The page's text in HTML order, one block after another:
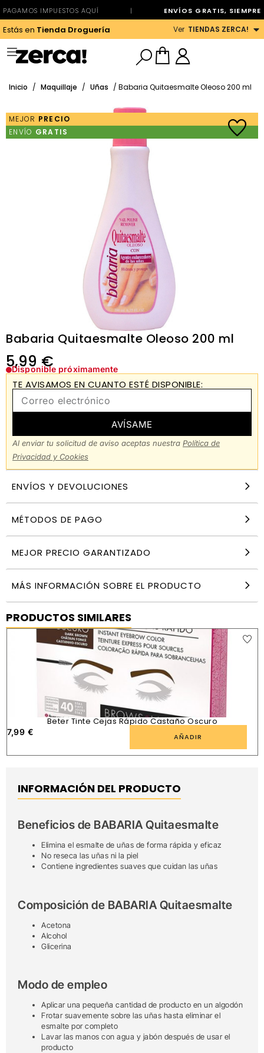
PAGAMOS IMPUESTOS AQUÍ | ENVÍOS GRATIS, SIEMPRE
Estás en Tienda Droguería Ver TIENDAS ZERCA!
Inicio / Maquillaje / Uñas / Babaria Quitaesmalte Oleoso 200 ml
MEJOR PRECIO
ENVÍO GRATIS
Babaria Quitaesmalte Oleoso 200 ml
5,99 €
Disponible próximamente
TE AVISAMOS EN CUANTO ESTÉ DISPONIBLE:
AVÍSAME
Al enviar tu solicitud de aviso aceptas nuestra Política de
Privacidad y Cookies
ENVÍOS Y DEVOLUCIONES
MÉTODOS DE PAGO
MEJOR PRECIO GARANTIZADO
MÁS INFORMACIÓN SOBRE EL PRODUCTO
PRODUCTOS SIMILARES
Beter Tinte Cejas Rápido Castaño Oscuro
7,99 € AÑADIR
INFORMACIÓN DEL PRODUCTO
Beneficios de BABARIA Quitaesmalte
Elimina el esmalte de uñas de forma rápida y eficaz
No reseca las uñas ni la piel
Contiene ingredientes suaves que cuidan las uñas
Composición de BABARIA Quitaesmalte
Acetona
Alcohol
Glicerina
Modo de empleo
Aplicar una pequeña cantidad de producto en un algodón
Frotar suavemente sobre las uñas hasta eliminar el
esmalte por completo
Lavar las manos con agua y jabón después de usar el
producto